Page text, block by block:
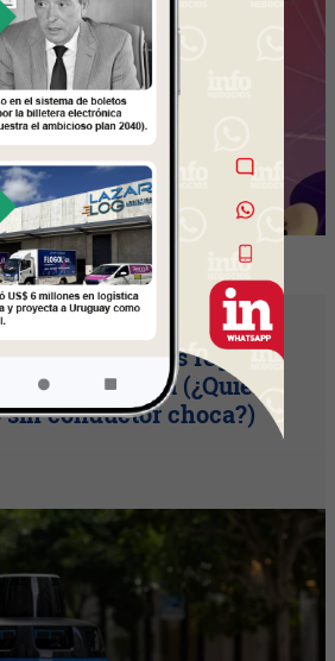
a discutir las reglas
autónoma (¿Quién
sin conductor choca?)